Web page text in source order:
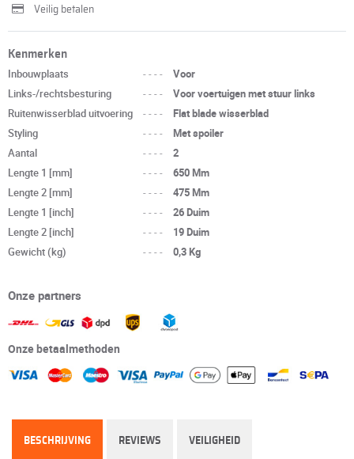
Veilig betalen
Kenmerken
Inbouwplaats ----
Voor
Links-/rechtsbesturing
----
Voor voertuigen met stuur links
Ruitenwisserblad uitvoering
----
Flat blade wisserblad
Styling
----
Met spoiler
Aantal
----
2
Lengte 1 [mm]
----
650 Mm
Lengte 2 [mm]
----
475 Mm
Lengte 1 [inch]
----
26 Duim
Lengte 2 [inch]
----
19 Duim
Gewicht (kg)
---- 0,3 Kg
Onze partners
Onze betaalmethoden
BESCHRIJVING REVIEWS VEILIGHEID